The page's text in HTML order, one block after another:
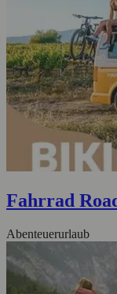
Fahrrad
Abenteuerurlaub